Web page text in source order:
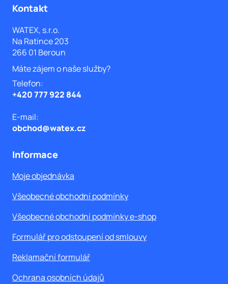
Kontakt
WATEX, s.r.o.
Na Ratince 203
266 01 Beroun
Máte zájem o naše služby?
Telefon:
+420 777 922 844
E-mail:
obchod@watex.cz
Informace
Moje objednávka
Všeobecné obchodní podmínky
Všeobecné obchodní podmínky e-shop
Formulář pro odstoupení od smlouvy
Reklamační formulář
Ochrana osobních údajů